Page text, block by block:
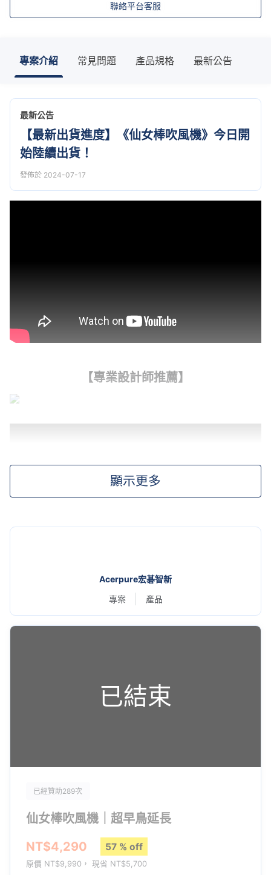
聯絡平台客服
專案介紹 常見問題 產品規格 最新公告
最新公告
【最新出貨進度】《仙女棒吹風機》今日開
始陸續出貨！
發佈於 2024-07-17
【專業設計師推薦】
【部落客專業開箱】
顯示更多
Acerpure宏碁智新
專案
產品
已結束
已經贊助289次
仙女棒吹風機｜超早鳥延長
NT$4,290
57 % off
原價 NT$9,990， 現省 NT$5,700